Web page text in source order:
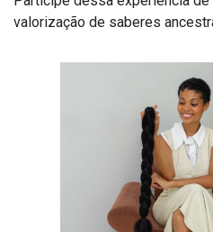
valorização de saberes